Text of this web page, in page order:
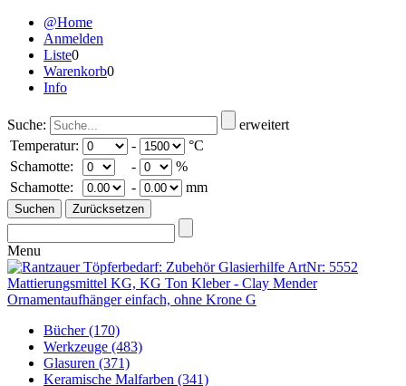
@Home
Anmelden
Liste0
Warenkorb0
Info
Suche:
erweitert
Temperatur:
-
°C
Schamotte:
-
%
Schamotte:
- mm
Menu
Bücher(170)
Werkzeuge (483)
Glasuren (371)
Keramische Malfarben (341)